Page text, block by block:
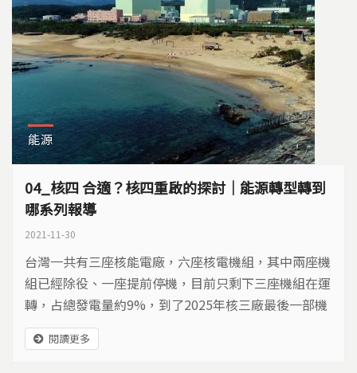
能源
04_核四 合適？核四重啟的探討｜能源轉型轉到
哪系列報導
2021-11-30
台灣一共有三座核能電廠，六座核電機組，其中兩座機
組已經除役、一座提前停機，目前只剩下三座機組在運
轉，占總發電量約9%，到了2025年核三廠最後一部機
組屆齡除役，台灣將正式走入非核時代。
閱讀更多